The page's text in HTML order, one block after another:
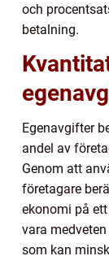
och
betalning.
Egenavgifter
andel av
Genom att
företagare
ekonomi på
vara
som kan